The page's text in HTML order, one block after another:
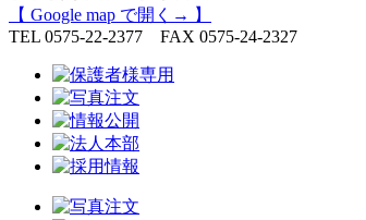
【 Google map で開く→ 】
TEL 0575-22-2377 FAX 0575-24-2327